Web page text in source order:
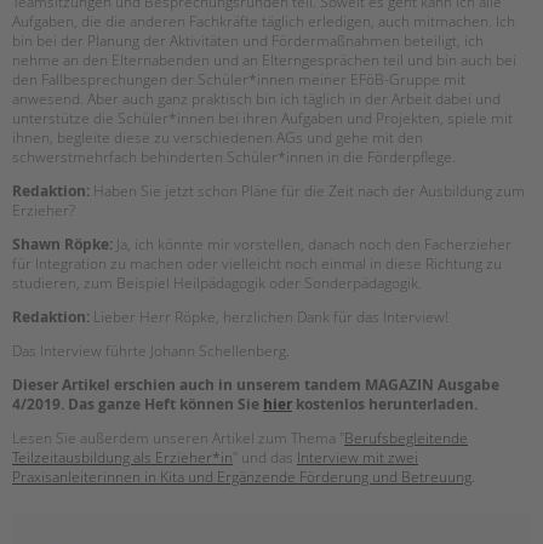
Aufgaben, die die anderen Fachkräfte täglich erledigen, auch mitmachen. Ich
bin bei der Planung der Aktivitäten und Fördermaßnahmen beteiligt, ich
nehme an den Elternabenden und an Elterngesprächen teil und bin auch bei
den Fallbesprechungen der Schüler*innen meiner EFöB-Gruppe mit
anwesend. Aber auch ganz praktisch bin ich täglich in der Arbeit dabei und
unterstütze die Schüler*innen bei ihren Aufgaben und Projekten, spiele mit
ihnen, begleite diese zu verschiedenen AGs und gehe mit den
schwerstmehrfach behinderten Schüler*innen in die Förderpflege.
Redaktion: Haben Sie jetzt schon Pläne für die Zeit nach der Ausbildung zum
Erzieher?
Shawn Röpke: Ja, ich könnte mir vorstellen, danach noch den Facherzieher
für Integration zu machen oder vielleicht noch einmal in diese Richtung zu
studieren, zum Beispiel Heilpädagogik oder Sonderpädagogik.
Redaktion: Lieber Herr Röpke, herzlichen Dank für das Interview!
Das Interview führte Johann Schellenberg.
Dieser Artikel erschien auch in unserem tandem MAGAZIN Ausgabe
4/2019. Das ganze Heft können Sie hier kostenlos herunterladen.
Lesen Sie außerdem unseren Artikel zum Thema "Berufsbegleitende
Teilzeitausbildung als Erzieher*in" und das Interview mit zwei
Praxisanleiterinnen in Kita und Ergänzende Förderung und Betreuung.